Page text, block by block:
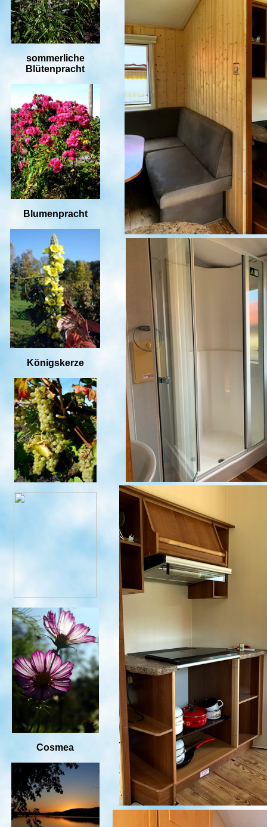
sommerliche
Blütenpracht
Blumenpracht
Königskerze
Cosmea